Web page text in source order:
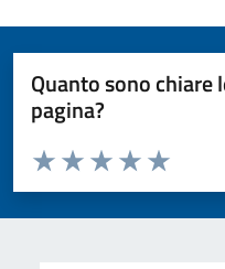
Quanto sono
pagina?
Valuta da 1 a 5 stelle la pagina
Valuta 5
Valuta 4
Valuta 3 stelle su
Valuta 2 stelle su 5
Valuta 1 stelle su 5